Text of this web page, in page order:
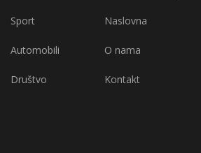
Sport
Automobili
Društvo
Naslovna
O nama
Kontakt